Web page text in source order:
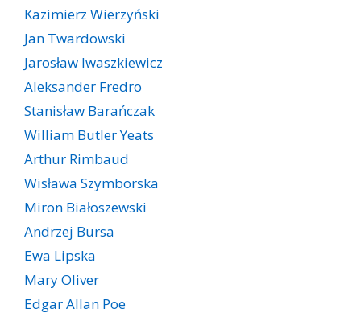
Kazimierz Wierzyński
Jan Twardowski
Jarosław Iwaszkiewicz
Aleksander Fredro
Stanisław Barańczak
William Butler Yeats
Arthur Rimbaud
Wisława Szymborska
Miron Białoszewski
Andrzej Bursa
Ewa Lipska
Mary Oliver
Edgar Allan Poe